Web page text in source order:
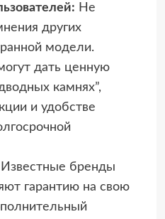
Не
других
модели.
дать ценную
камнях”,
и удобстве
Известные бренды
гарантию на свою